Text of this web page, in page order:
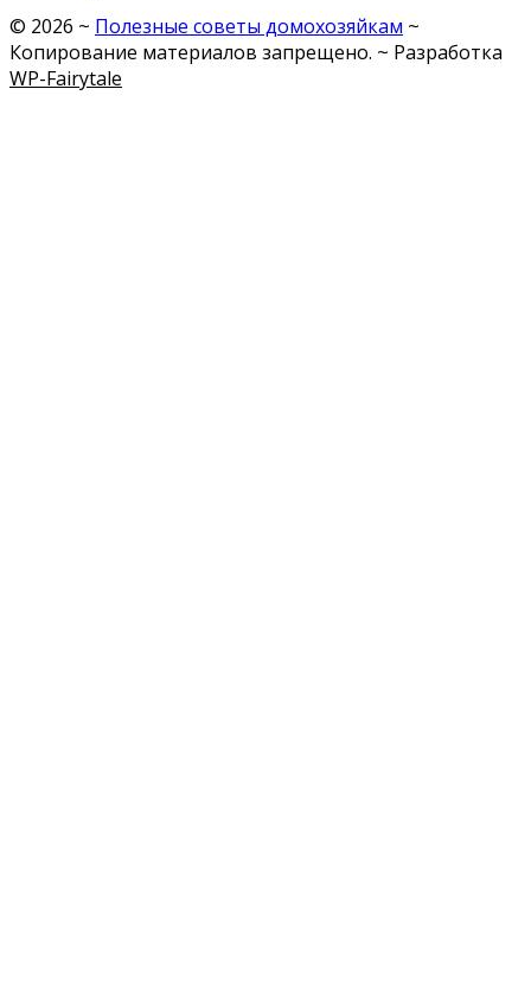
© 2026 ~ Полезные советы домохозяйкам ~
Копирование материалов запрещено. ~ Разработка
WP-Fairytale